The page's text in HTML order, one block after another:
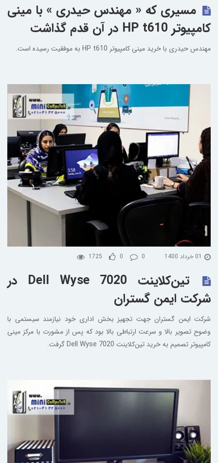
مسیری که « مهندس حیدری » با مینی
کامپیوتر HP t610 در آن قدم گذاشت
مهندس حیدری با خرید مینی کامپیوتر HP t610 به موفقیت رسیده است.
01 خرداد 1400 1725 0 0
تین‌کلاینت Dell Wyse 7020 در
شرکت ایمن گستران
شرکت ایمن گستران جهت تجهیز بخش اداری خود نیازمند سیستمی با
وضوح تصویر بالا و سرعت ارتباطی بالا بود که پس از مشورت با مرکز مینی
کامپیوتر تصمیم به خرید تین‌کلاینت Dell Wyse 7020 گرفت.